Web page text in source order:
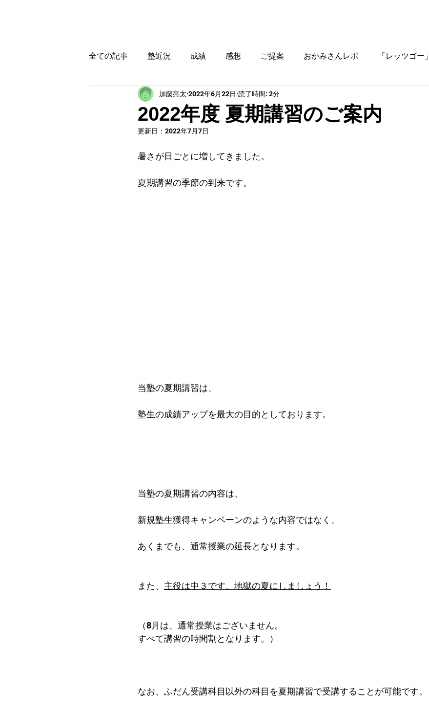
全ての記事 塾近況 成績 感想 ご提案 おかみさんレポ 「レッツゴー」
育児・教育本感想 受験に役立つ情報
2022年度 夏期講習のご案内
加藤亮太 2022年6月22日 読了時間: 2分
更新日： 2022年7月7日
暑さが日ごとに増してきました。
夏期講習の季節の到来です。
当塾の夏期講習は、
塾生の成績アップを最大の目的としております。
当塾の夏期講習の内容は、
新規塾生獲得キャンペーンのような内容ではなく、
あくまでも、通常授業の延長となります。
また、 主役は中３です。地獄の夏にしましょう！
（8月は、通常授業はございません。
すべて講習の時間割となります。）
なお、ふだん受講科目以外の科目を夏期講習で受講することが可能です。